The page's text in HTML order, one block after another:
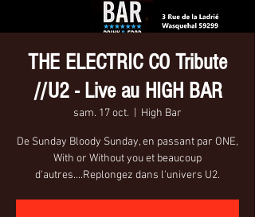
THE ELECTRIC CO Tribute
//U2 - Live au HIGH BAR
sam. 17 oct. High Bar
De Sunday Bloody Sunday, en passant par ONE,
With or Without you et beaucoup
d'autres....Replongez dans l'univers U2.